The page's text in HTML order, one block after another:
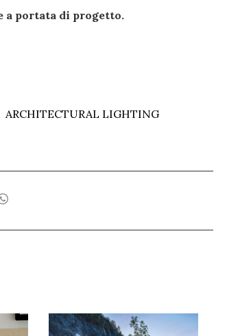
a portata di progetto.
ARCHITECTURAL LIGHTING